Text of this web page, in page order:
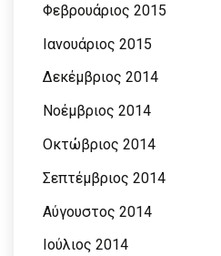
Φεβρουάριος 2015
Ιανουάριος 2015
Δεκέμβριος 2014
Νοέμβριος 2014
Οκτώβριος 2014
Σεπτέμβριος 2014
Αύγουστος 2014
Ιούλιος 2014